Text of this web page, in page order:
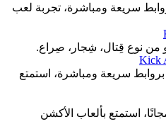
سريعة ومباشرة، تجربة لعب
من نوع قِتال، شِجار، صِراع.
Kick
سريعة ومباشرة، استمتع
استمتع بألعاب الأكشن